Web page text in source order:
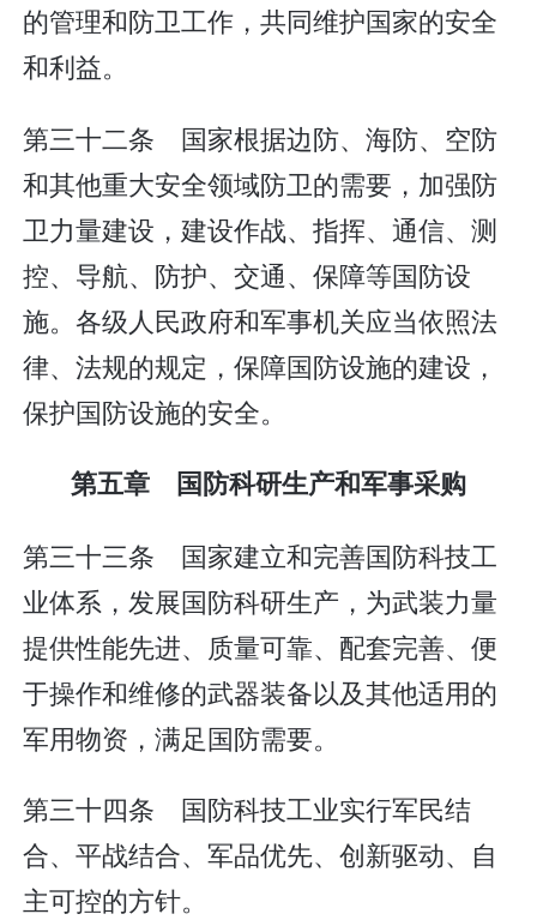
的管理和防卫工作，共同维护国家的安全
和利益。
第三十二条 国家根据边防、海防、空防
和其他重大安全领域防卫的需要，加强防
卫力量建设，建设作战、指挥、通信、测
控、导航、防护、交通、保障等国防设
施。各级人民政府和军事机关应当依照法
律、法规的规定，保障国防设施的建设，
保护国防设施的安全。
第五章 国防科研生产和军事采购
第三十三条 国家建立和完善国防科技工
业体系，发展国防科研生产，为武装力量
提供性能先进、质量可靠、配套完善、便
于操作和维修的武器装备以及其他适用的
军用物资，满足国防需要。
第三十四条 国防科技工业实行军民结
合、平战结合、军品优先、创新驱动、自
主可控的方针。